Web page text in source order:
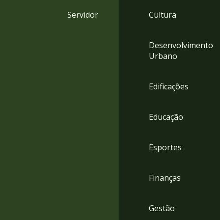
Servidor Cultura
Desenvolvimento
Urbano
Edificações
Educação
Esportes
Finanças
Gestão